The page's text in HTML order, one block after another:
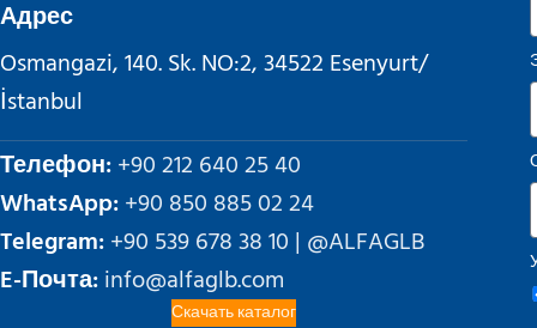
Адрес
Osmangazi, 140. Sk. NO:2, 34522 Esenyurt/
İstanbul
Телефон:+90 212 640 25 40
WhatsApp:+90 850 885 02 24
Telegram:+90 539 678 38 10 | @ALFAGLB
E-Почта:info@alfaglb.com
Скачать каталог